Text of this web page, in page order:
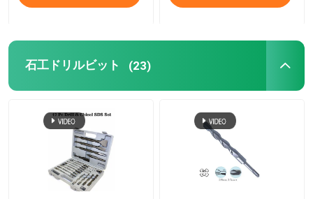
木工ルーター ビット
石工ドリルビット (23)